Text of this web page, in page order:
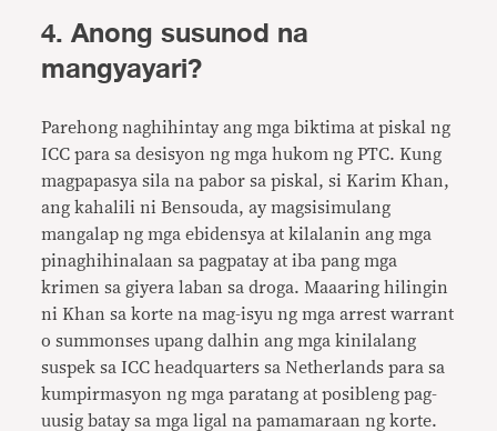
4. Anong susunod na
mangyayari?
Parehong naghihintay ang mga biktima at piskal ng
ICC para sa desisyon ng mga hukom ng PTC. Kung
magpapasya sila na pabor sa piskal, si Karim Khan,
ang kahalili ni Bensouda, ay magsisimulang
mangalap ng mga ebidensya at kilalanin ang mga
pinaghihinalaan sa pagpatay at iba pang mga
krimen sa giyera laban sa droga. Maaaring hilingin
ni Khan sa korte na mag-isyu ng mga arrest warrant
o summonses upang dalhin ang mga kinilalang
suspek sa ICC headquarters sa Netherlands para sa
kumpirmasyon ng mga paratang at posibleng pag-
uusig batay sa mga ligal na pamamaraan ng korte.